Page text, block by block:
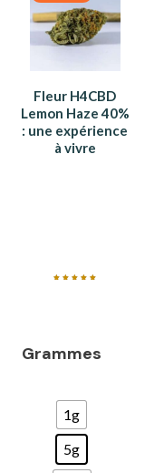
Fleur H4CBD
Lemon Haze 40%
: une expérience
à vivre
Grammes
1g
5g